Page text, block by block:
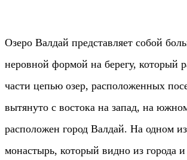
Озеро Валдай представляет собой
неровной формой на берегу, который
части цепью озер, расположенных
вытянуто с востока на запад, на
расположен город Валдай. На одном
монастырь, который видно из города